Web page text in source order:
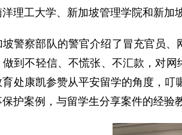
理工大学、新加坡管理学院和新加
察部队的警官介绍了冒充官员、
到不轻信、不慌张、不汇款，对
处康凯参赞从平安留学的角度，
护案例，与留学生分享案件的经验